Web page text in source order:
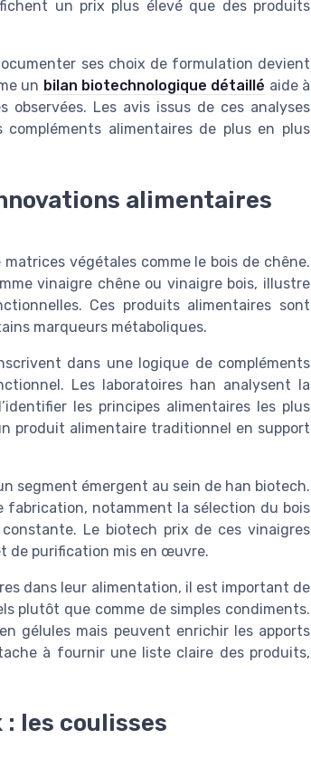
un prix plus élevé que des produits
ses choix de formulation devient
un bilan biotechnologique détaillé aide à
Les avis issus de ces analyses
alimentaires de plus en plus
alimentaires
végétales comme le bois de chêne.
vinaigre chêne ou vinaigre bois, illustre
Ces produits alimentaires sont
marqueurs métaboliques.
dans une logique de compléments
Les laboratoires han analysent la
les principes alimentaires les plus
produit alimentaire traditionnel en support
segment émergent au sein de han biotech.
fabrication, notamment la sélection du bois
Le biotech prix de ces vinaigres
de purification mis en œuvre.
dans leur alimentation, il est important de
plutôt que comme de simples condiments.
gélules mais peuvent enrichir les apports
à fournir une liste claire des produits,
les coulisses